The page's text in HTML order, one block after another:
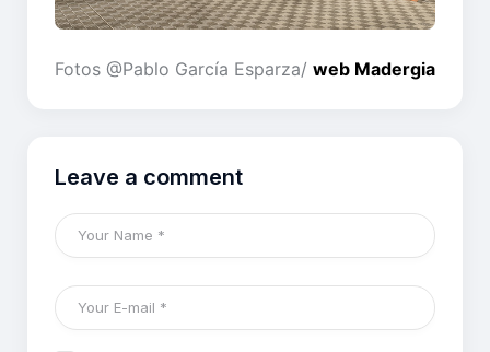
Fotos @Pablo García Esparza/ web Madergia
Leave a comment